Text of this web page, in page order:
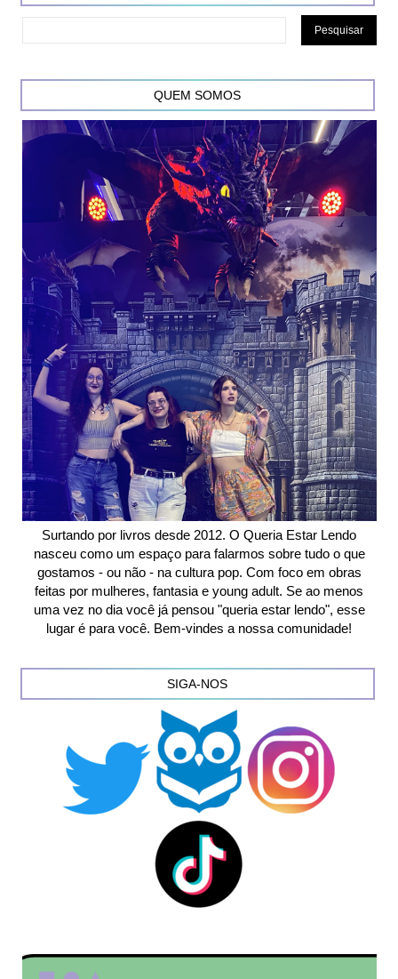
QUEM SOMOS
Surtando por livros desde 2012. O Queria Estar Lendo
nasceu como um espaço para falarmos sobre tudo o que
gostamos - ou não - na cultura pop. Com foco em obras
feitas por mulheres, fantasia e young adult. Se ao menos
uma vez no dia você já pensou "queria estar lendo", esse
lugar é para você. Bem-vindes a nossa comunidade!
SIGA-NOS